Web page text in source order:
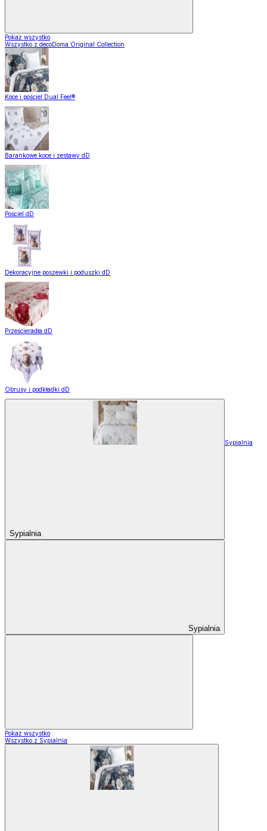
Pokaż wszystko
Wszystko z decoDoma Original Collection
Koce i pościel Dual Feel®
Barankowe koce i zestawy dD
Pościel dD
Dekoracyjne poszewki i poduszki dD
Prześcieradła dD
Obrusy i podkładki dD
Sypialnia
Sypialnia
Sypialnia
Pokaż wszystko
Wszystko z Sypialnia